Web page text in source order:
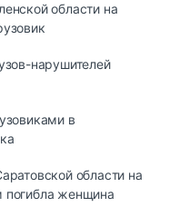
области на
нарушителей
в
области на
погибла женщина